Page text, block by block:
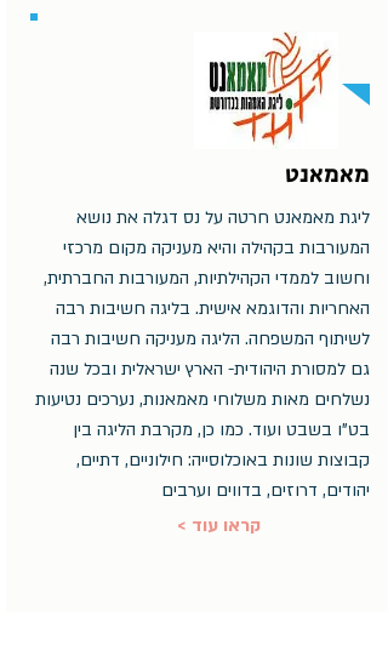
מאמאנט
ליגת מאמאנט חרטה על נס דגלה את נושא
המעורבות בקהילה והיא מעניקה מקום מרכזי
וחשוב לממדי הקהילתיות, המעורבות החברתית,
האחריות והדוגמא אישית. בליגה חשיבות רבה
לשיתוף המשפחה. הליגה מעניקה חשיבות רבה
גם למסורת היהודית- הארץ ישראלית ובכל שנה
נשלחים מאות משלוחי מאמאנות, נערכים נטיעות
בט"ו בשבט ועוד. כמו כן, מקרבת הליגה בין
קבוצות שונות באוכלוסייה: חילוניים, דתיים,
יהודים, דרוזים, בדווים וערבים
< קראו עוד